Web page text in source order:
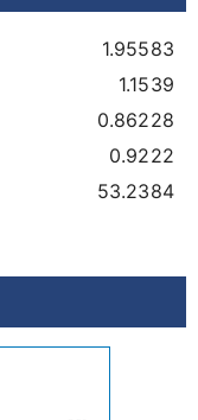
1.95583
1.1539
0.86228
0.9222
53.2384